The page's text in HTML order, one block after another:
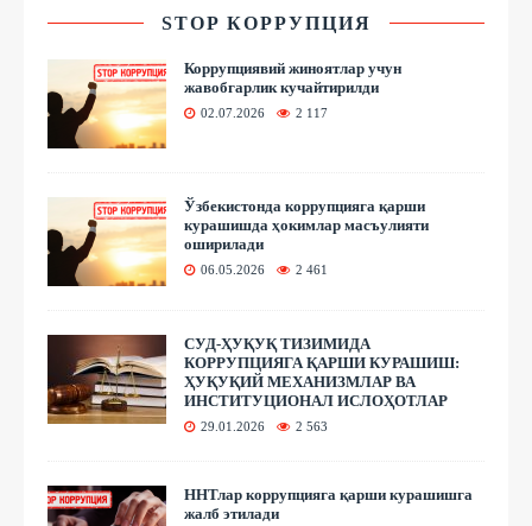
STOP КОРРУПЦИЯ
Коррупциявий жиноятлар учун
жавобгарлик кучайтирилди
02.07.2026 2 117
Ўзбекистонда коррупцияга қарши
курашишда ҳокимлар масъулияти
оширилади
06.05.2026 2 461
СУД-ҲУҚУҚ ТИЗИМИДА
КОРРУПЦИЯГА ҚАРШИ КУРАШИШ:
ҲУҚУҚИЙ МЕХАНИЗМЛАР ВА
ИНСТИТУЦИОНАЛ ИСЛОҲОТЛАР
29.01.2026 2 563
ННТлар коррупцияга қарши курашишга
жалб этилади